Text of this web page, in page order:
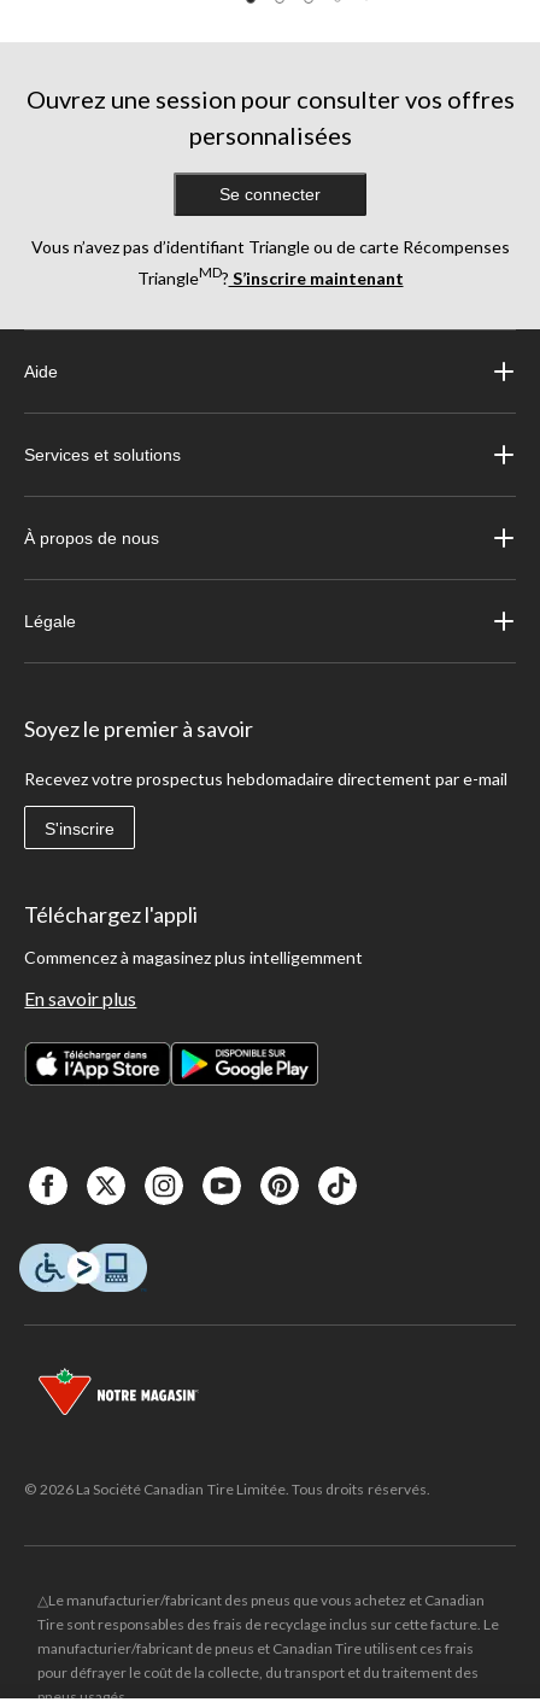
Ouvrez une session pour consulter vos offres
personnalisées
Se connecter
Vous n’avez pas d’identifiant Triangle ou de carte Récompenses
TriangleMD? S’inscrire maintenant
Aide
Services et solutions
À propos de nous
Légale
Soyez le premier à savoir
Recevez votre prospectus hebdomadaire directement par e-mail
S'inscrire
Téléchargez l'appli
Commencez à magasinez plus intelligemment
En savoir plus
© 2026 La Société Canadian Tire Limitée. Tous droits réservés.
△Le manufacturier/fabricant des pneus que vous achetez et Canadian
Tire sont responsables des frais de recyclage inclus sur cette facture. Le
manufacturier/fabricant de pneus et Canadian Tire utilisent ces frais
pour défrayer le coût de la collecte, du transport et du traitement des
pneus usagés.